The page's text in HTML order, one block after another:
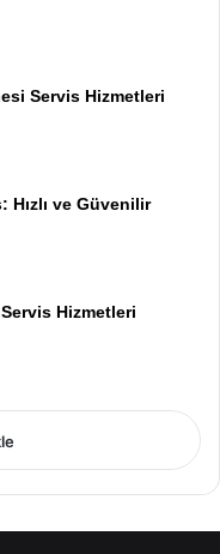
Servis Hizmetleri
Hızlı ve Güvenilir
Hizmetleri